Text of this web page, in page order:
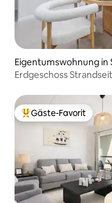
Eigentumswohnung in
Erdgeschoss
Beliebter Gäste-
Gäste-Favorit